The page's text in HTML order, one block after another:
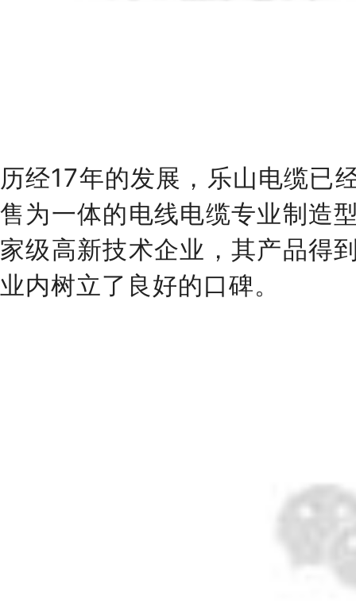
历经17年的发展，乐山电缆已
售为一体的电线电缆专业制造
家级高新技术企业，其产品得
业内树立了良好的口碑。